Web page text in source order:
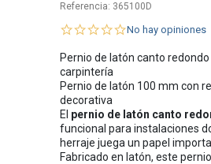
Referencia: 365100D
No hay opiniones
Pernio de latón canto
carpintería
Pernio de latón 100 mm con
decorativa
El pernio de latón canto
funcional para instalaciones
herraje juega un papel
Fabricado en latón, este